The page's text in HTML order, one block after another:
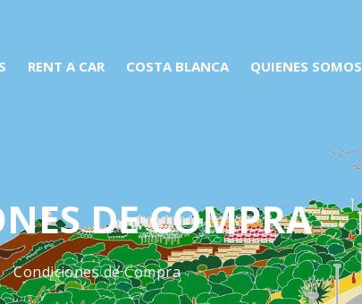
RENT A CAR COSTA BLANCA QUIENES SOMOS
DE COMPRA
Condiciones de Compra